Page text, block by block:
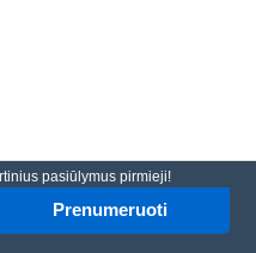
pasiūlymus pirmieji!
Prenumeruoti